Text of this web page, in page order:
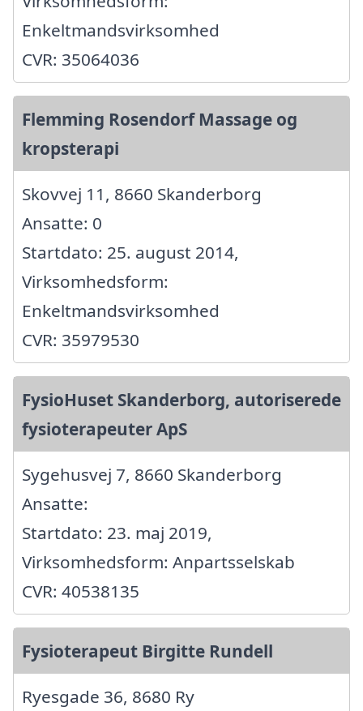
Enkeltmandsvirksomhed
CVR: 35064036
Flemming Rosendorf Massage og
kropsterapi
Skovvej 11, 8660 Skanderborg
Ansatte: 0
Startdato: 25. august 2014,
Virksomhedsform:
Enkeltmandsvirksomhed
CVR: 35979530
FysioHuset Skanderborg, autoriserede
fysioterapeuter ApS
Sygehusvej 7, 8660 Skanderborg
Ansatte:
Startdato: 23. maj 2019,
Virksomhedsform: Anpartsselskab
CVR: 40538135
Fysioterapeut Birgitte Rundell
Ryesgade 36, 8680 Ry